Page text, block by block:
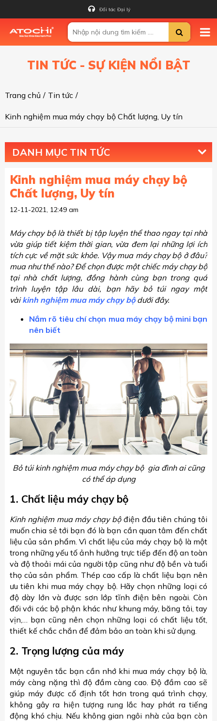
Đối tác Đại lý
TIN TỨC - SỰ KIỆN NỔI BẬT
Trang chủ / Tin tức /
Kinh nghiệm mua máy chạy bộ Chất lượng, Uy tín
DANH MỤC TIN TỨC
Kinh nghiệm mua máy chạy bộ
Chất lượng, Uy tín
12-11-2021, 12:49 am
Máy chạy bộ là thiết bị tập luyện thể thao ngay tại nhà
vừa giúp tiết kiệm thời gian, vừa đem lại những lợi ích
tích cực về mặt sức khỏe. Vậy mua máy chạy bộ ở đâu?
mua như thế nào? Để chọn được một chiếc máy chạy bộ
tại nhà chất lượng, đồng hành cùng bạn trong quá
trình luyện tập lâu dài, bạn hãy bỏ túi ngay một
vàikinh nghiệm mua máy chạy bộdưới đây.
Nắm rõ tiêu chí chọn mua máy chạy bộ mini bạn
nên biết
Bỏ túi kinh nghiệm mua máy chạy bộ gia đình ai cũng
có thể áp dụng
1. Chất liệu máy chạy bộ
Kinh nghiệm mua máy chạy bộđiện đầu tiên chúng tôi
muốn chia sẻ tới bạn đó là bạn cần quan tâm đến chất
liệu của sản phẩm. Vì chất liệu của máy chạy bộ là một
trong những yếu tố ảnh hưởng trực tiếp đến độ an toàn
và độ thoải mái của người tập cũng như độ bền và tuổi
thọ của sản phẩm. Thép cao cấp là chất liệu bạn nên
ưu tiên khi mua máy chạy bộ. Hãy chọn những loại có
độ dày lớn và được sơn lớp tĩnh điện bên ngoài. Còn
đối với các bộ phận khác như khung máy, băng tải, tay
vịn,… bạn cũng nên chọn những loại có chất liệu tốt,
thiết kế chắc chắn để đảm bảo an toàn khi sử dụng.
2. Trọng lượng của máy
Một nguyên tắc bạn cần nhớ khi mua máy chạy bộ là,
máy càng nặng thì độ đầm càng cao. Độ đầm cao sẽ
giúp máy được cố định tốt hơn trong quá trình chạy,
không gây ra hiện tượng rung lắc hay phát ra tiếng
động khó chịu. Nếu không gian ngôi nhà của bạn còn